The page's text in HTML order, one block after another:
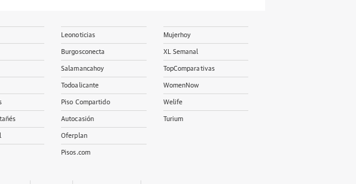
Leonoticias
Burgosconecta
Salamancahoy
Todoalicante
Piso Compartido
Autocasión
Oferplan
Pisos.com
Mujerhoy
XL Semanal
TopComparativas
WomenNow
Welife
Turium